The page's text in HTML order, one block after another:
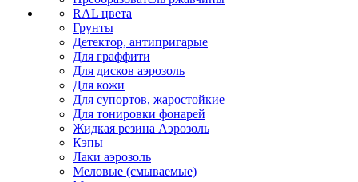
RAL цвета
Грунты
Детектор, антипригарые
Для граффити
Для дисков аэрозоль
Для кожи
Для супортов, жаростойкие
Для тонировки фонарей
Жидкая резина Аэрозоль
Кэпы
Лаки аэрозоль
Меловые (смываемые)